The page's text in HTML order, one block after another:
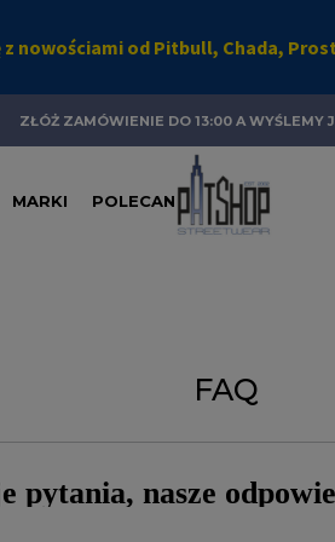
ZŁÓŻ ZAMÓWIENIE DO 13:00 A WYŚLEMY
MARKI POLECANE
FAQ
pytania, nasze